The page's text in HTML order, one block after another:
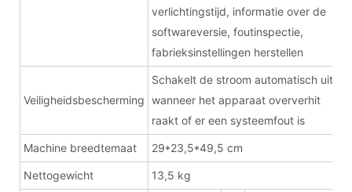
verlichtingstijd, informatie over de
softwareversie, foutinspectie,
fabrieksinstellingen herstellen
Veiligheidsbescherming
Schakelt de stroom automatisch uit
wanneer het apparaat oververhit
raakt of er een systeemfout is
Machine breedtemaat 29*23,5*49,5 cm
Nettogewicht 13,5 kg